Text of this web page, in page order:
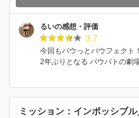
るいの感想・評価
3.7
今回もパウっとパウフェクト
2年ぶりとなる パウパトの劇
ミッション：インポッシブ